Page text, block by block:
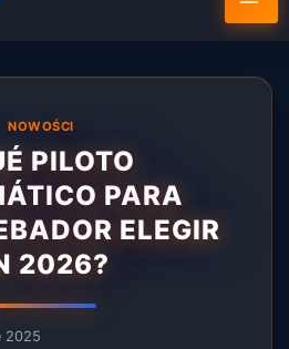
NOWOŚCI
PILOTO
PARA
ELEGIR
2026?
2025